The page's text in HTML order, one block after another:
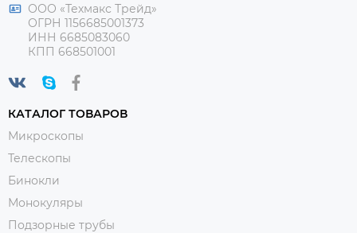
ООО «Техмакс Трейд»
ОГРН 1156685001373
ИНН 6685083060
КПП 668501001
КАТАЛОГ ТОВАРОВ
Микроскопы
Телескопы
Бинокли
Монокуляры
Подзорные трубы